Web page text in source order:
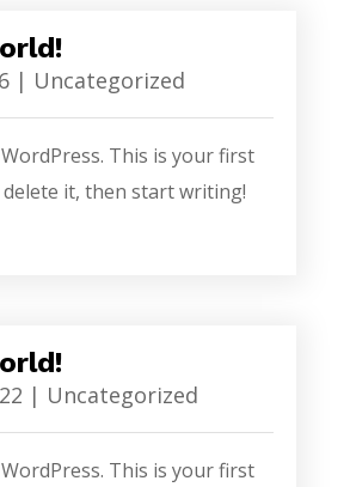
| Uncategorized
This is your first
delete it, then start writing!
| Uncategorized
This is your first